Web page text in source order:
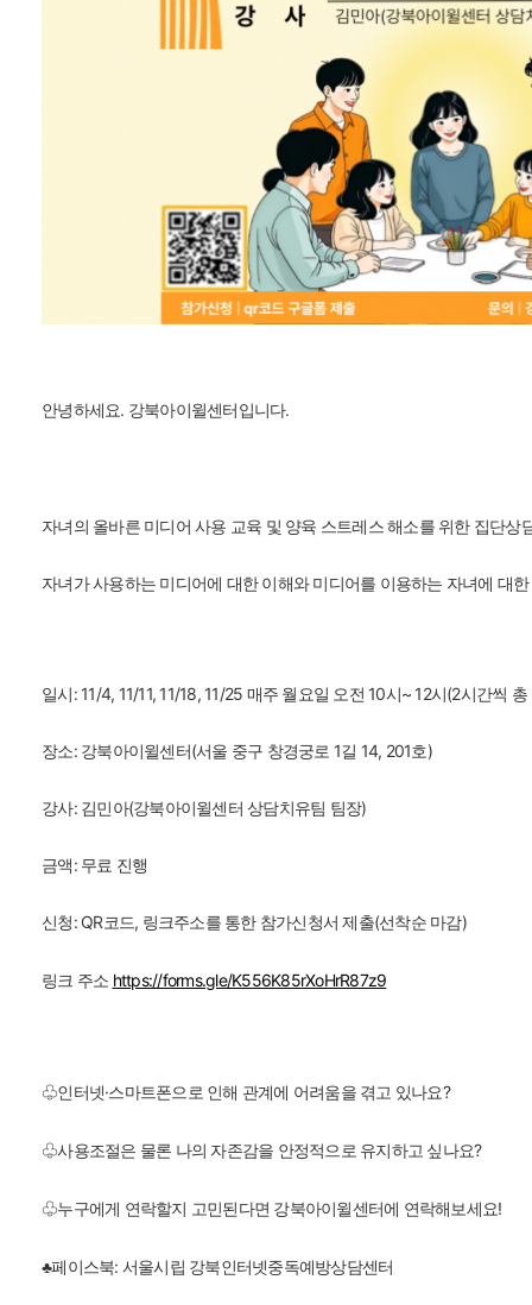
안녕하세요. 강북아이윌센터입니다.
자녀의 올바른 미디어 사용 교육 및 양육 스트레스 해소를 위한 집단상
자녀가 사용하는 미디어에 대한 이해와미디어를 이용하는 자녀에 대
일시: 11/4, 11/11, 11/18, 11/25 매주 월요일 오전 10시~ 12시(2시간씩
장소: 강북아이윌센터(서울 중구 창경궁로 1길 14, 201호)
강사: 김민아(강북아이윌센터 상담치유팀 팀장)
금액: 무료 진행
신청: QR코드, 링크주소를 통한 참가신청서 제출(선착순 마감)
링크 주소 https://forms.gle/K556K85rXoHrR87z9
♧인터넷·스마트폰으로 인해 관계에 어려움을 겪고 있나요?
♧사용조절은 물론 나의 자존감을 안정적으로 유지하고 싶나요?
♧누구에게 연락할지 고민된다면 강북아이윌센터에 연락해보세요!
♣페이스북: 서울시립 강북인터넷중독예방상담센터